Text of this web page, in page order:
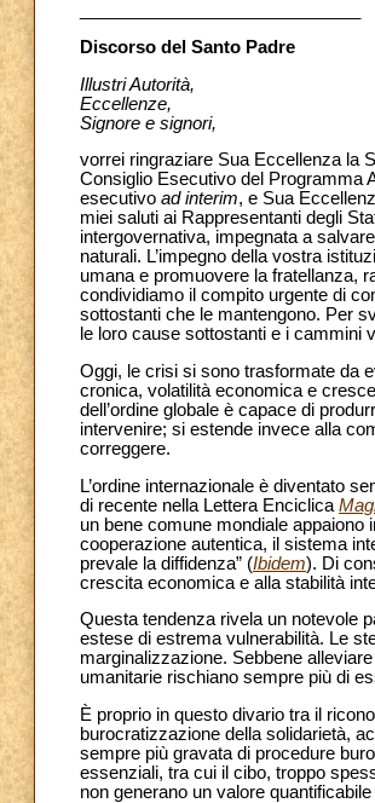
Discorso del Santo Padre
Illustri Autorità,
Eccellenze,
Signore e signori,
vorrei ringraziare Sua Eccellenza la
Consiglio Esecutivo del Programma
esecutivo ad interim, e Sua
miei saluti ai Rappresentanti degli
intergovernativa, impegnata a
naturali. L’impegno della vostra
umana e promuovere la fratellanza,
condividiamo il compito urgente di
sottostanti che le mantengono. Per
le loro cause sottostanti e i cammini
Oggi, le crisi si sono trasformate da
cronica, volatilità economica e
dell’ordine globale è capace di
intervenire; si estende invece alla
correggere.
L’ordine internazionale è diventato
di recente nella Lettera Enciclica
un bene comune mondiale appaiono
cooperazione autentica, il sistema
prevale la diffidenza” (Ibidem). Di
crescita economica e alla stabilità
Questa tendenza rivela un notevole
estese di estrema vulnerabilità. Le
marginalizzazione. Sebbene
umanitarie rischiano sempre più di
È proprio in questo divario tra il
burocratizzazione della solidarietà,
sempre più gravata di procedure
essenziali, tra cui il cibo, troppo
non generano un valore